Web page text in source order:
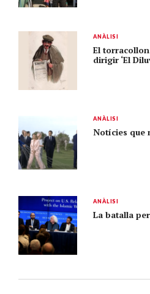
ANÀLISI
El
dirigir ‘El
ANÀLISI
Notícies que
ANÀLISI
La batalla